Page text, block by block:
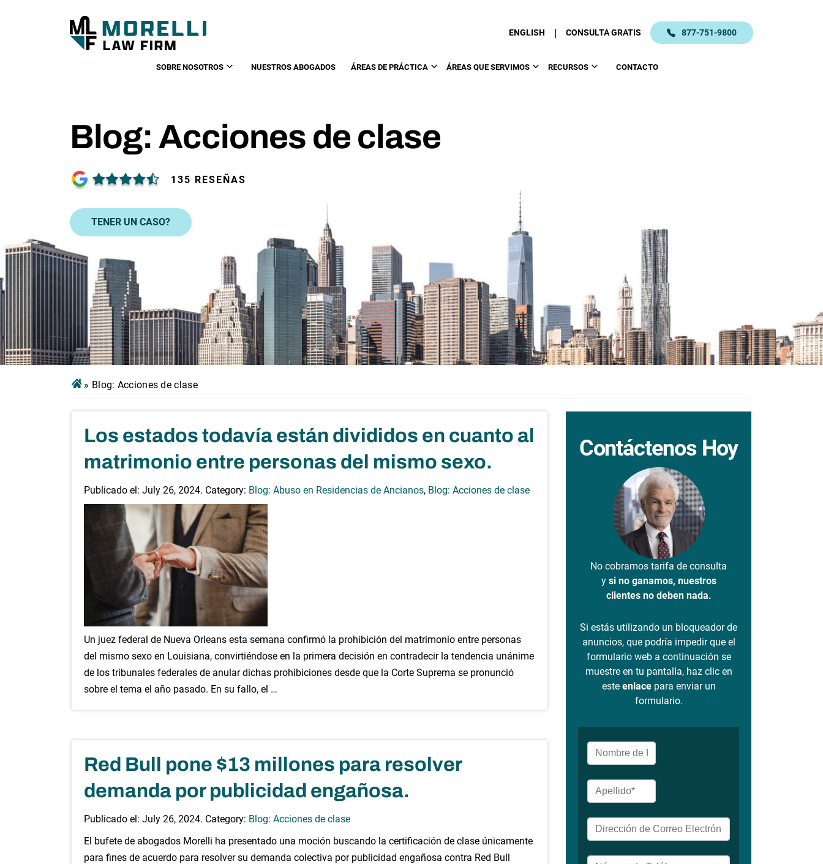
ENGLISH | CONSULTA GRATIS 877-751-9800
SOBRE NOSOTROS NUESTROS ABOGADOS ÁREAS DE PRÁCTICA ÁREAS QUE SERVIMOS RECURSOS CONTACTO
Blog: Acciones de clase
135 RESEÑAS
TENER UN CASO?
» Blog: Acciones de clase
Los estados todavía están divididos en cuanto al
matrimonio entre personas del mismo sexo.
Publicado el: July 26, 2024. Category: Blog: Abuso en Residencias de Ancianos, Blog: Acciones de clase
Un juez federal de Nueva Orleans esta semana confirmó la prohibición del matrimonio entre personas
del mismo sexo en Louisiana, convirtiéndose en la primera decisión en contradecir la tendencia unánime
de los tribunales federales de anular dichas prohibiciones desde que la Corte Suprema se pronunció
sobre el tema el año pasado. En su fallo, el …
Red Bull pone $13 millones para resolver
demanda por publicidad engañosa.
Publicado el: July 26, 2024. Category: Blog: Acciones de clase
El bufete de abogados Morelli ha presentado una moción buscando la certificación de clase únicamente
para fines de acuerdo para resolver su demanda colectiva por publicidad engañosa contra Red Bull
Contáctenos Hoy
No cobramos tarifa de consulta
y si no ganamos, nuestros
clientes no deben nada.
Si estás utilizando un bloqueador de
anuncios, que podría impedir que el
formulario web a continuación se
muestre en tu pantalla, haz clic en
este enlacepara enviar un
formulario.